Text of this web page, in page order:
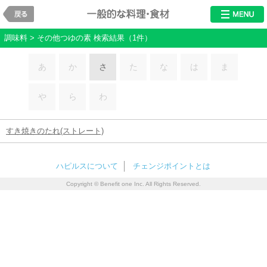
料理・食材
調味料 > その他つゆの素 検索結果（1件）
あ か さ た な は ま
や ら わ
すき焼きのたれ(ストレート)
ハピルスについて チェンジポイントとは
Copyright © Benefit one Inc. All Rights Reserved.